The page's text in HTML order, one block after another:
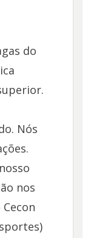
do
Nós
nos